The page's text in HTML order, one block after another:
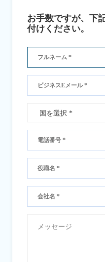
お手数ですが、下
付けください。